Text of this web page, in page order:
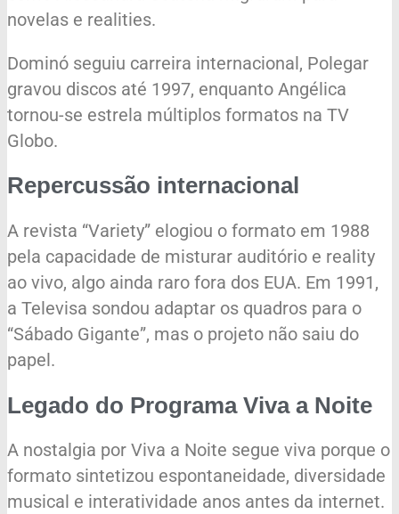
novelas e realities.
Dominó seguiu carreira internacional, Polegar
gravou discos até 1997, enquanto Angélica
tornou-se estrela múltiplos formatos na TV
Globo.
Repercussão internacional
A revista “Variety” elogiou o formato em 1988
pela capacidade de misturar auditório e reality
ao vivo, algo ainda raro fora dos EUA. Em 1991,
a Televisa sondou adaptar os quadros para o
“Sábado Gigante”, mas o projeto não saiu do
papel.
Legado do Programa Viva a Noite
A nostalgia por Viva a Noite segue viva porque o
formato sintetizou espontaneidade, diversidade
musical e interatividade anos antes da internet.